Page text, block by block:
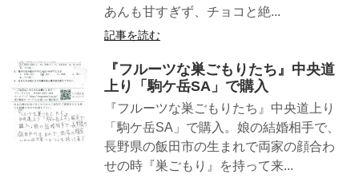
あんも甘すぎず、チョコと絶...
記事を読む
『フルーツな巣ごもりたち』中央道
上り「駒ケ岳SA」で購入
『フルーツな巣ごもりたち』中央道上り
「駒ケ岳SA」で購入。娘の結婚相手で、
長野県の飯田市の生まれで両家の顔合わ
せの時『巣ごもり』を持って来...